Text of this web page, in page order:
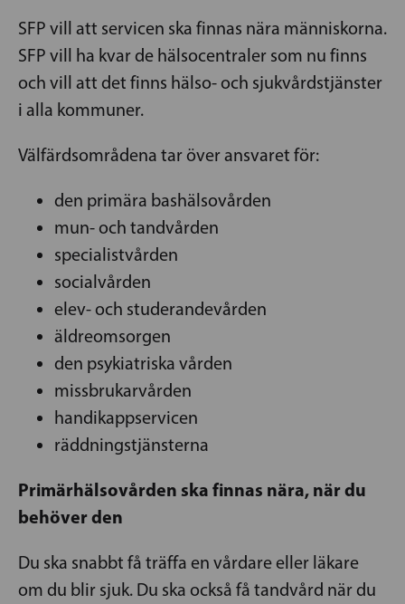
SFP vill att servicen ska finnas nära människorna.
SFP vill ha kvar de hälsocentraler som nu finns
och vill att det finns hälso- och sjukvårdstjänster
i alla kommuner.
Välfärdsområdena tar över ansvaret för:
den primära bashälsovården
mun- och tandvården
specialistvården
socialvården
elev- och studerandevården
äldreomsorgen
den psykiatriska vården
missbrukarvården
handikappservicen
räddningstjänsterna
Primärhälsovården ska finnas nära, när du
behöver den
Du ska snabbt få träffa en vårdare eller läkare
om du blir sjuk. Du ska också få tandvård när du